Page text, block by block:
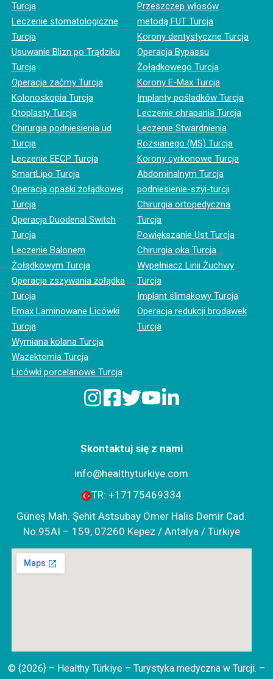
Turcja
Leczenie stomatologiczne
Turcja
Usuwanie Blizn po Trądziku
Turcja
Operacja zaćmy Turcja
Kolonoskopia Turcja
Otoplasty Turcja
Chirurgia podniesienia ud
Turcja
Leczenie EECP Turcja
SmartLipo Turcja
Operacja opaski żołądkowej
Turcja
Operacja Duodenal Switch
Turcja
Leczenie Balonem
Żołądkowym Turcja
Operacja zszywania żołądka
Turcja
Emax Laminowane Licówki
Turcja
Wymiana kolana Turcja
Wazektomia Turcja
Licówki porcelanowe Turcja
Przeszczep włosów
metodą FUT Turcja
Korony dentystyczne Turcja
Operacja Bypassu
Żołądkowego Turcja
Korony E-Max Turcja
Implanty pośladków Turcja
Leczenie chrapania Turcja
Leczenie Stwardnienia
Rozsianego (MS) Turcja
Korony cyrkonowe Turcja
Abdominalnym Turcja
podniesienie-szyi-turcji
Chirurgia ortopedyczna
Turcja
Powiększanie Ust Turcja
Chirurgia oka Turcja
Wypełniacz Linii Żuchwy
Turcja
Implant ślimakowy Turcja
Operacja redukcji brodawek
Turcja
Skontaktuj się z nami
info@healthyturkiye.com
TR: +‪17175469334‬
Güneş Mah. Şehit Astsubay Ömer Halis Demir Cad.
No:95AI – 159, 07260 Kepez / Antalya / Türkiye
© {2026} – Healthy Türkiye – Turystyka medyczna w Turcji. –